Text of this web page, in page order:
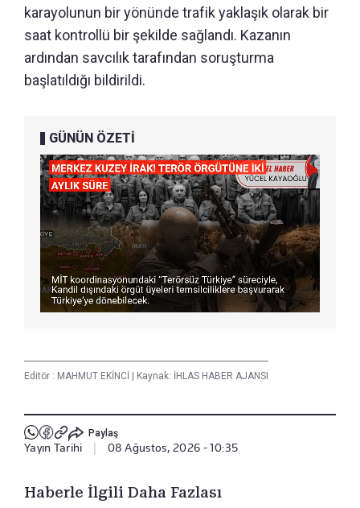
karayolunun bir yönünde trafik yaklaşık olarak bir
saat kontrollü bir şekilde sağlandı. Kazanın
ardından savcılık tarafından soruşturma
başlatıldığı bildirildi.
GÜNÜN ÖZETİ
Editör : MAHMUT EKİNCİ Kaynak: İHLAS HABER AJANSI
Paylaş
Yayın Tarihi 08 Ağustos, 2026 - 10:35
Haberle İlgili Daha Fazlası